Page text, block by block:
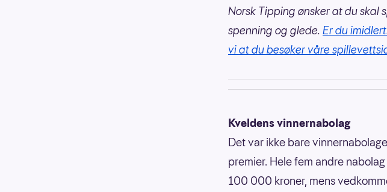
Norsk Tipping ønsker at du skal
spenning og glede. Er du
vi at du besøker våre
Kveldens vinnernabolag
Det var ikke bare
premier. Hele fem andre
100 000 kroner, mens